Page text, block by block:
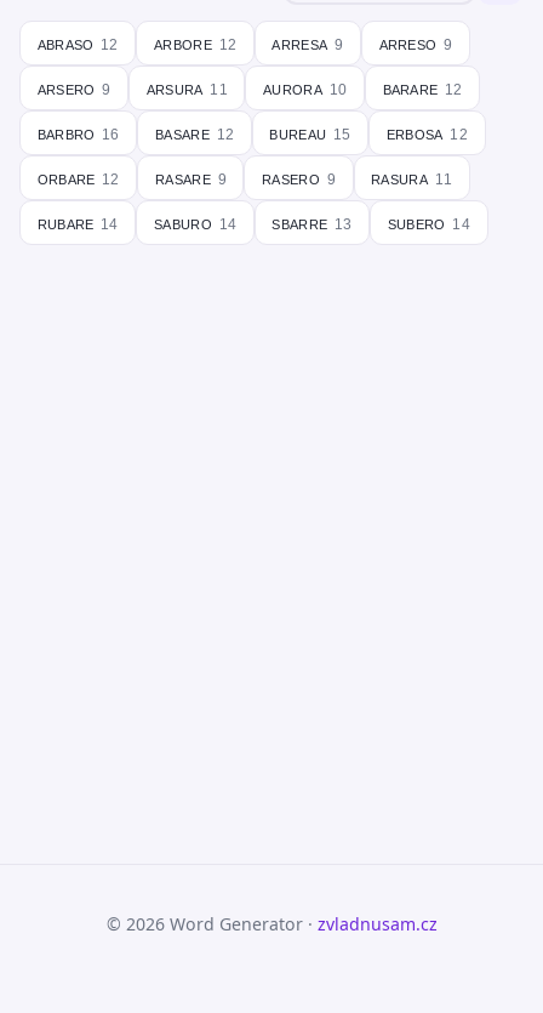
abraso 12 arbore 12 arresa 9 arreso 9
arsero 9 arsura 11 aurora 10 barare 12
barbro 16 basare 12 bureau 15 erbosa 12
orbare 12 rasare 9 rasero 9 rasura 11
rubare 14 saburo 14 sbarre 13 subero 14
© 2026 Word Generator · zvladnusam.cz